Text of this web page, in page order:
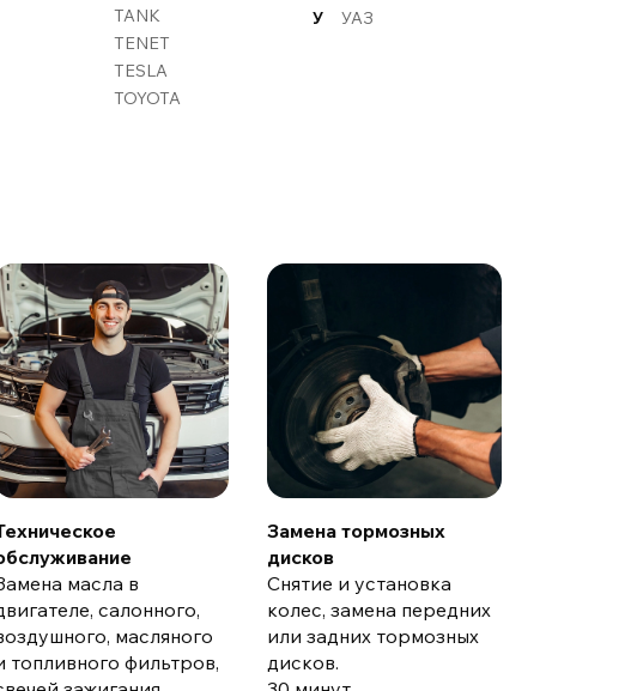
TANK
TENET
TESLA
TOYOTA
У УАЗ
масла в
салонного,
масляного
топливного фильтров,
Замена тормозных
дисков
Снятие и установка
колес, замена передних
или задних тормозных
дисков.